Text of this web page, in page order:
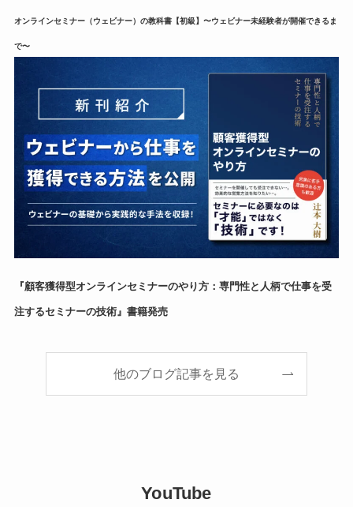
オンラインセミナー（ウェビナー）の教科書【初級】〜ウェビナー未経験者が開催できるま
で〜
『顧客獲得型オンラインセミナーのやり方：専門性と人柄で仕事を受
注するセミナーの技術』書籍発売
他のブログ記事を見る
YouTube